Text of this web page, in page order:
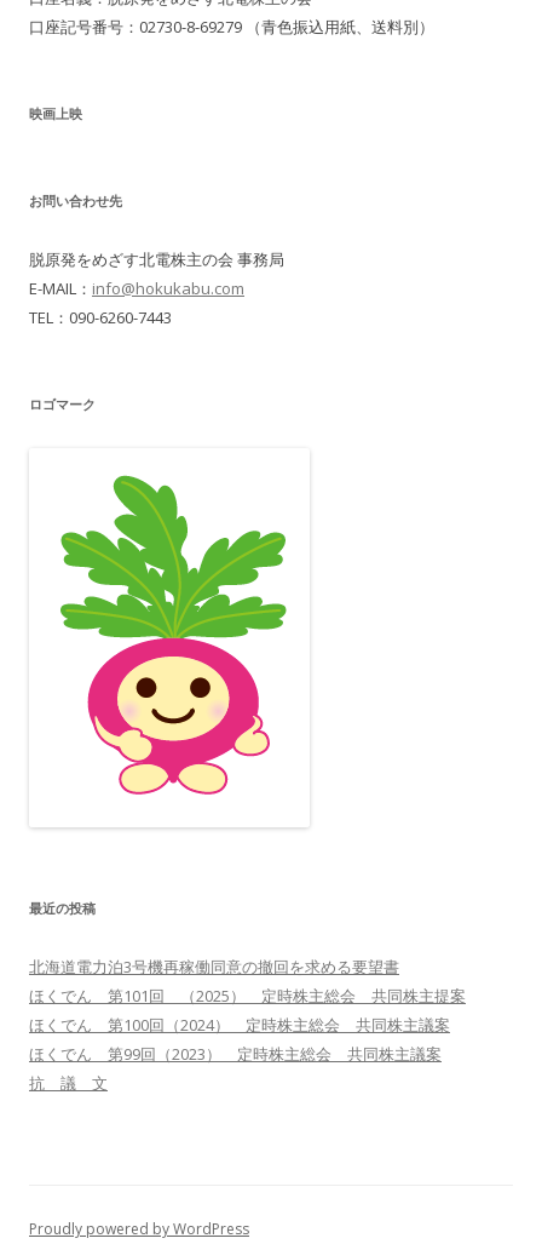
シ
口座記号番号：02730-8-69279 （青色振込用紙、送料別）
映画上映
お問い合わせ先
脱原発をめざす北電株主の会 事務局
E-MAIL： info@hokukabu.com
TEL：090-6260-7443
ロゴマーク
最近の投稿
北海道電力泊3号機再稼働同意の撤回を求める要望書
ほくでん 第101回 （2025） 定時株主総会 共同株主提案
ほくでん 第100回（2024） 定時株主総会 共同株主議案
ほくでん 第99回（2023） 定時株主総会 共同株主議案
抗 議 文
Proudly powered by WordPress